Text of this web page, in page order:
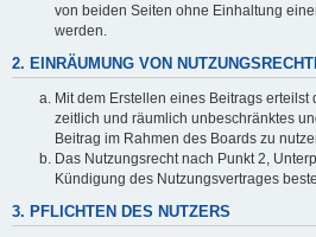
von beiden Seiten ohne Einhaltung
werden.
2. EINRÄUMUNG VON
Mit dem Erstellen eines Beitrags
zeitlich und räumlich unbeschränktes
Beitrag im Rahmen des Boards zu
Das Nutzungsrecht nach Punkt 2,
Kündigung des Nutzungsvertrages
3. PFLICHTEN DES NUTZERS